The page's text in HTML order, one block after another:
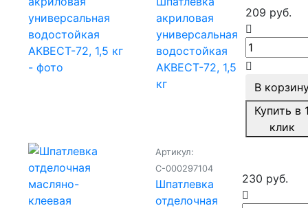
акриловая
универсальная
водостойкая
АКВЕСТ-72, 1,5
кг
209 руб.
В
Купить в
клик
Артикул:
С-000297104
Шпатлевка
отделочная
230 руб.